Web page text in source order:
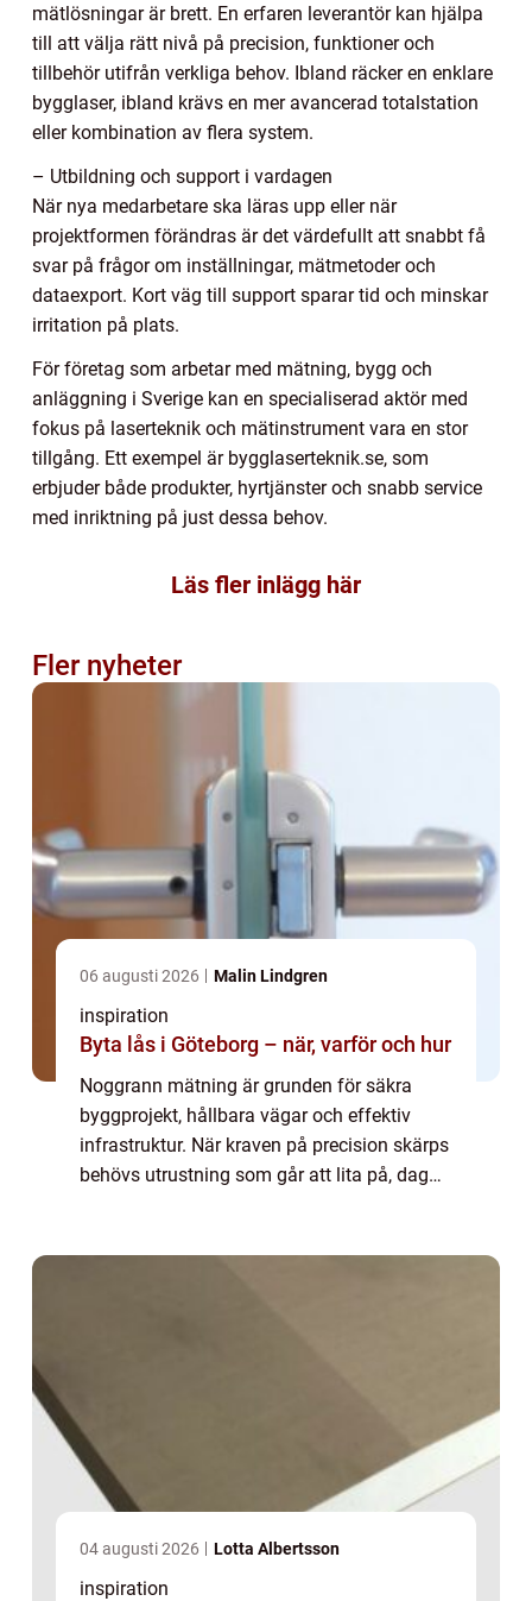
mätlösningar är brett. En erfaren leverantör kan hjälpa
till att välja rätt nivå på precision, funktioner och
tillbehör utifrån verkliga behov. Ibland räcker en enklare
bygglaser, ibland krävs en mer avancerad totalstation
eller kombination av flera system.
– Utbildning och support i vardagen
När nya medarbetare ska läras upp eller när
projektformen förändras är det värdefullt att snabbt få
svar på frågor om inställningar, mätmetoder och
dataexport. Kort väg till support sparar tid och minskar
irritation på plats.
För företag som arbetar med mätning, bygg och
anläggning i Sverige kan en specialiserad aktör med
fokus på laserteknik och mätinstrument vara en stor
tillgång. Ett exempel är bygglaserteknik.se, som
erbjuder både produkter, hyrtjänster och snabb service
med inriktning på just dessa behov.
Läs fler inlägg här
Fler nyheter
06 augusti 2026 Malin Lindgren
inspiration
Byta lås i Göteborg – när, varför och hur
Noggrann mätning är grunden för säkra
byggprojekt, hållbara vägar och effektiv
infrastruktur. När kraven på precision skärps
behövs utrustning som går att lita på, dag
04 augusti 2026 Lotta Albertsson
inspiration